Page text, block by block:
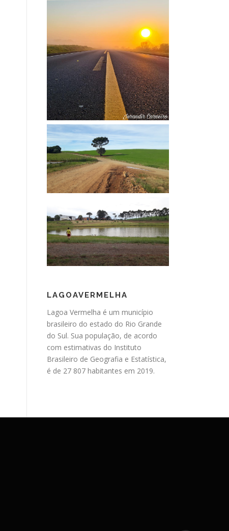
LAGOAVERMELHA
Lagoa Vermelha é um município
brasileiro do estado do Rio Grande
do Sul. Sua população, de acordo
com estimativas do Instituto
Brasileiro de Geografia e Estatística,
é de 27 807 habitantes em 2019.